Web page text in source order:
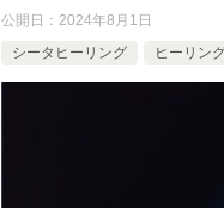
公開日： 2024年8月1日
シータヒーリング
ヒーリン